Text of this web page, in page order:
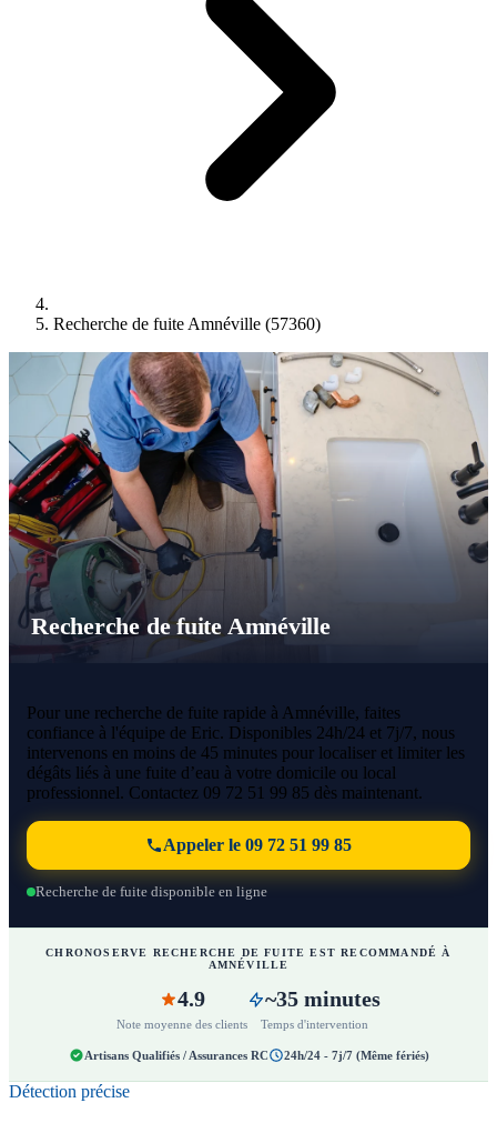
Recherche de fuite Amnéville (57360)
Recherche de fuite Amnéville
Pour une recherche de fuite rapide à Amnéville, faites
confiance à l'équipe de Eric. Disponibles 24h/24 et 7j/7, nous
intervenons en moins de 45 minutes pour localiser et limiter les
dégâts liés à une fuite d’eau à votre domicile ou local
professionnel. Contactez 09 72 51 99 85 dès maintenant.
Appeler le 09 72 51 99 85
Recherche de fuite disponible en ligne
CHRONOSERVE RECHERCHE DE FUITE EST RECOMMANDÉ À
AMNÉVILLE
4.9
Note moyenne des clients
~35 minutes
Temps d'intervention
Artisans Qualifiés / Assurances RC 24h/24 - 7j/7 (Même fériés)
Détection précise